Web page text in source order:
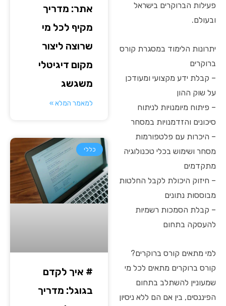
פעילות הברוקרים בישראל
ובעולם.
יתרונות הלימוד במסגרת קורס
ברוקרים
– קבלת ידע מקצועי ומעודכן
על שוק ההון
– פיתוח מיומנויות לניתוח
סיכונים והזדמנויות במסחר
– היכרות עם פלטפורמות
מסחר ושימוש בכלי טכנולוגיה
מתקדמים
– חיזוק היכולת לקבל החלטות
מבוססות נתונים
– קבלת הסמכות רשמיות
להעסקה בתחום
למי מתאים קורס ברוקרים?
קורס ברוקרים מתאים לכל מי
שמעוניין להשתלב בתחום
הפיננסים, בין אם הם ללא ניסיון
אתר: מדריך
מקיף לכל מי
שרוצה ליצור
מקום דיגיטלי
משגשג
למאמר המלא »
כללי
# איך לקדם
בגוגל: מדריך